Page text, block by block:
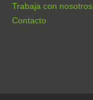
Trabaja con nosotros
Contacto